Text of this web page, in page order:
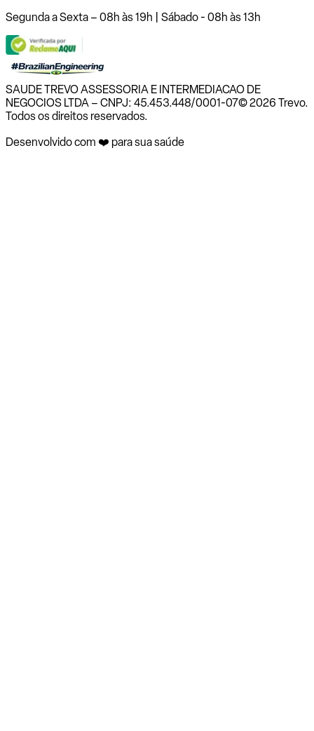
Segunda a Sexta – 08h às 19h | Sábado - 08h às 13h
SAUDE TREVO ASSESSORIA E INTERMEDIACAO DE
NEGOCIOS LTDA – CNPJ: 45.453.448/0001-07© 2026 Trevo.
Todos os direitos reservados.
Desenvolvido com ❤️ para sua saúde